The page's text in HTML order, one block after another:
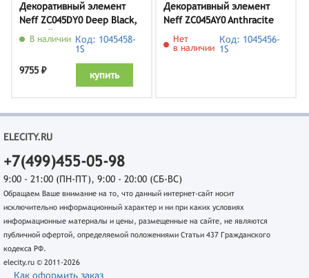
Декоративный элемент
Neff ZC045DY0 Deep Black,
черный (кофемашина
В наличии Код: 1045458-
1S
9755 ₽
купить
Декоративный элемент
Neff ZC045AY0 Anthracite
Grey, антрацит
(кофемашина 45см)
Нет
в наличии
Код: 1045456-
1S
ELECITY.RU
+7(499)455-05-98
9:00 - 21:00 (ПН-ПТ), 9:00 - 20:00 (СБ-ВС)
Обращаем Ваше внимание на то, что данный интернет-сайт носит
исключительно информационный характер и ни при каких условиях
информационные материалы и цены, размещенные на сайте, не являются
публичной офертой, определяемой положениями Статьи 437 Гражданского
кодекса РФ.
elecity.ru © 2011-2026
Как оформить заказ